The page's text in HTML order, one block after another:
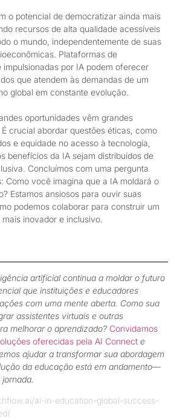
o potencial de democratizar ainda mais
recursos de alta qualidade acessíveis
o mundo, independentemente de suas
Plataformas de
impulsionadas por IA podem oferecer
que atendem às demandas de um
global em constante evolução.
oportunidades vêm grandes
crucial abordar questões éticas, como
e equidade no acesso à tecnologia,
benefícios da IA sejam distribuídos de
Concluímos com uma pergunta
Como você imagina que a IA moldará o
Estamos ansiosos para ouvir suas
podemos colaborar para construir um
inovador e inclusivo.
artificial continua a moldar o futuro
que instituições e educadores
com uma mente aberta. Como sua
assistentes virtuais e outras
melhorar o aprendizado? Convidamos
oferecidas pela AI Connect e
ajudar a transformar sua abordagem
da educação está em andamento—
ai-in-education-global-success-